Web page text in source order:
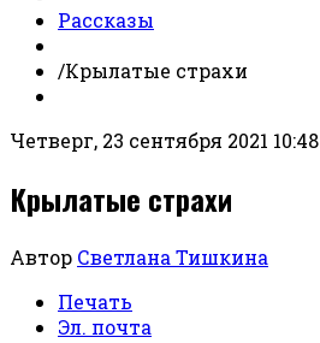
Рассказы
/Крылатые страхи
Четверг, 23 сентября 2021 10:48
Крылатые страхи
Автор Светлана Тишкина
Печать
Эл. почта